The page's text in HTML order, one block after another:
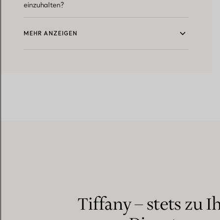
einzuhalten?
MEHR ANZEIGEN
Tiffany – stets zu